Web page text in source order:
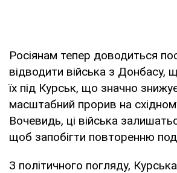
Росіянам тепер доводиться
відводити війська з Донбасу,
їх під Курськ, що значно
масштабний прорив на
Вочевидь, ці війська
щоб запобігти повторенню
З політичного погляду,